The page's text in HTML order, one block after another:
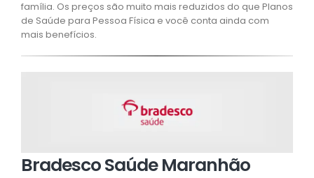
família. Os preços são muito mais reduzidos do que Planos
de Saúde para Pessoa Física e você conta ainda com
mais benefícios.
Bradesco Saúde Maranhão